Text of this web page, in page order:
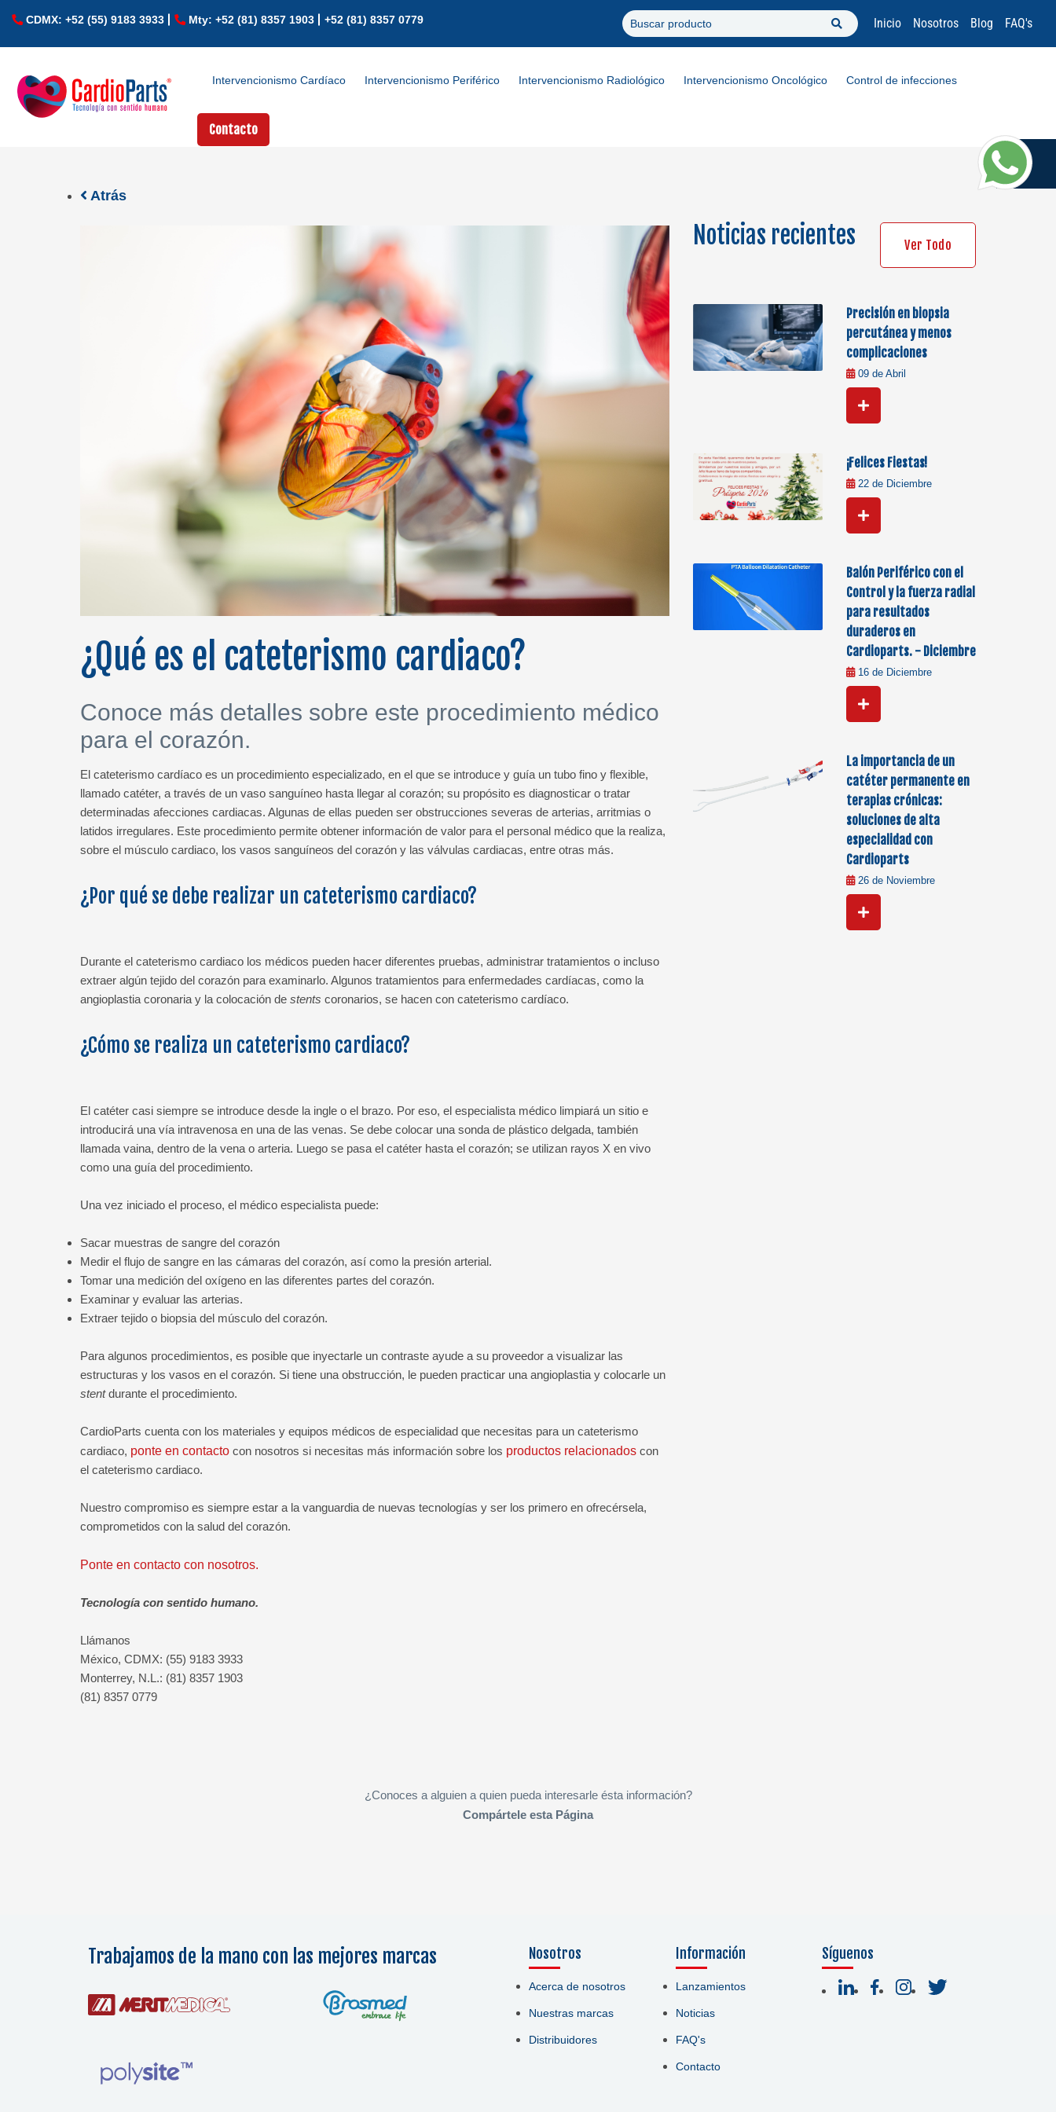
CDMX: +52 (55) 9183 3933 Mty: +52 (81) 8357 1903 +52 (81) 8357 0779 Buscar producto Inicio Nosotros Blog FAQ's
Intervencionismo Cardíaco Intervencionismo Periférico Intervencionismo Radiológico Intervencionismo Oncológico Control de infecciones
Contacto
Atrás
¿Qué es el cateterismo cardiaco?
Conoce más detalles sobre este procedimiento médico
para el corazón.
El cateterismo cardíaco es un procedimiento especializado, en el que se introduce y guía un tubo fino y flexible,
llamado catéter, a través de un vaso sanguíneo hasta llegar al corazón; su propósito es diagnosticar o tratar
determinadas afecciones cardiacas. Algunas de ellas pueden ser obstrucciones severas de arterias, arritmias o
latidos irregulares. Este procedimiento permite obtener información de valor para el personal médico que la realiza,
sobre el músculo cardiaco, los vasos sanguíneos del corazón y las válvulas cardiacas, entre otras más.
¿Por qué se debe realizar un cateterismo cardiaco?
Durante el cateterismo cardiaco los médicos pueden hacer diferentes pruebas, administrar tratamientos o incluso
extraer algún tejido del corazón para examinarlo. Algunos tratamientos para enfermedades cardíacas, como la
angioplastia coronaria y la colocación de stents coronarios, se hacen con cateterismo cardíaco.
¿Cómo se realiza un cateterismo cardiaco?
El catéter casi siempre se introduce desde la ingle o el brazo. Por eso, el especialista médico limpiará un sitio e
introducirá una vía intravenosa en una de las venas. Se debe colocar una sonda de plástico delgada, también
llamada vaina, dentro de la vena o arteria. Luego se pasa el catéter hasta el corazón; se utilizan rayos X en vivo
como una guía del procedimiento.
Una vez iniciado el proceso, el médico especialista puede:
Sacar muestras de sangre del corazón
Medir el flujo de sangre en las cámaras del corazón, así como la presión arterial.
Tomar una medición del oxígeno en las diferentes partes del corazón.
Examinar y evaluar las arterias.
Extraer tejido o biopsia del músculo del corazón.
Para algunos procedimientos, es posible que inyectarle un contraste ayude a su proveedor a visualizar las
estructuras y los vasos en el corazón. Si tiene una obstrucción, le pueden practicar una angioplastia y colocarle un
stentdurante el procedimiento.
CardioParts cuenta con los materiales y equipos médicos de especialidad que necesitas para un cateterismo
cardiaco, ponte en contacto con nosotros si necesitas más información sobre los productos relacionados con
el cateterismo cardiaco.
Nuestro compromiso es siempre estar a la vanguardia de nuevas tecnologías y ser los primero en ofrecérsela,
comprometidos con la salud del corazón.
Ponte en contacto con nosotros.
Tecnología con sentido humano.
Llámanos
México, CDMX: (55) 9183 3933
Monterrey, N.L.: (81) 8357 1903
(81) 8357 0779
Noticias recientes Ver Todo
Precisión en biopsia
percutánea y menos
complicaciones
09 de Abril
¡Felices Fiestas!
22 de Diciembre
Balón Periférico con el
Control y la fuerza radial
para resultados
duraderos en
Cardioparts. - Diciembre
16 de Diciembre
La importancia de un
catéter permanente en
terapias crónicas:
soluciones de alta
especialidad con
Cardioparts
26 de Noviembre
¿Conoces a alguien a quien pueda interesarle ésta información?
Compártele esta Página
Trabajamos de la mano con las mejores marcas Nosotros
Acerca de nosotros
Nuestras marcas
Distribuidores
Información
Lanzamientos
Noticias
FAQ's
Contacto
Síguenos